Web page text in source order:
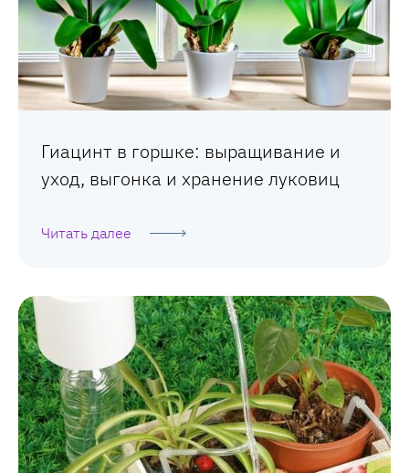
Гиацинт в горшке: выращивание и
уход, выгонка и хранение луковиц
Читать далее